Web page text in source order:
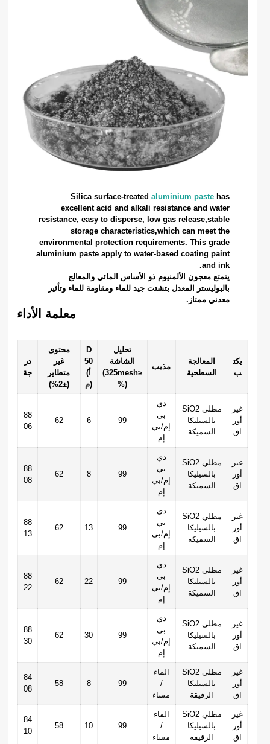
Silica surface-treated aluminium pastehas
excellent acid and alkali resistance and water
resistance, easy to disperse, low gas release,stable
storage characteristics,which can meet the
environmental protection requirements. This grade
aluminium paste apply to water-based coating paint
and ink.
يتمتع معجون الألمنيوم ذو الأساس المائي والمعالج
بالبوليستر المعدل بتشتت جيد للماء ومقاومة للماء وتأثير
معدني ممتاز.
معلمة الأداء
در
جة
محتوى
غير
متطاير
(±2%)
D
50
(أ
م)
تحليل
الشاشة
(325mesh≥
%)
مذيب
المعالجة
السطحية
يكت
ب
88
06
62 6 99
دي
بي
إم/بي
إم
SiO2 مطلي
بالسيليكا
السميكة
غير
أور
اق
88
08
62 8 99
دي
بي
إم/بي
إم
SiO2 مطلي
بالسيليكا
السميكة
غير
أور
اق
88
13
62 13 99
دي
بي
إم/بي
إم
SiO2 مطلي
بالسيليكا
السميكة
غير
أور
اق
88
22
62 22 99
دي
بي
إم/بي
إم
SiO2 مطلي
بالسيليكا
السميكة
غير
أور
اق
88
30
62 30 99
دي
بي
إم/بي
إم
SiO2 مطلي
بالسيليكا
السميكة
غير
أور
اق
84
08
58 8 99
الماء
/
مساء
SiO2 مطلي
بالسيليكا
الرقيقة
غير
أور
اق
84
10
58 10 99
الماء
/
مساء
SiO2 مطلي
بالسيليكا
الرقيقة
غير
أور
اق